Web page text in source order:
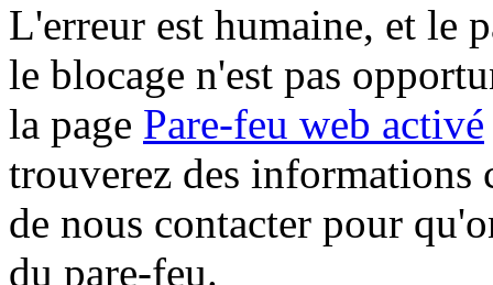
L'erreur est humaine, et le
le blocage n'est pas
la page Pare-feu web activé
trouverez des informations
de nous contacter pour
du pare-feu.